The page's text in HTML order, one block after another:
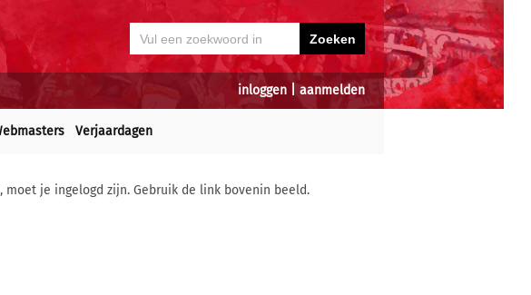
inloggen aanmelden
Verjaardagen
je ingelogd zijn. Gebruik de link bovenin beeld.